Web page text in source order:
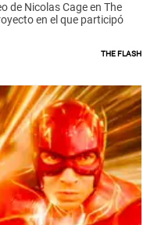
de Nicolas Cage en The
en el que participó
The Flash